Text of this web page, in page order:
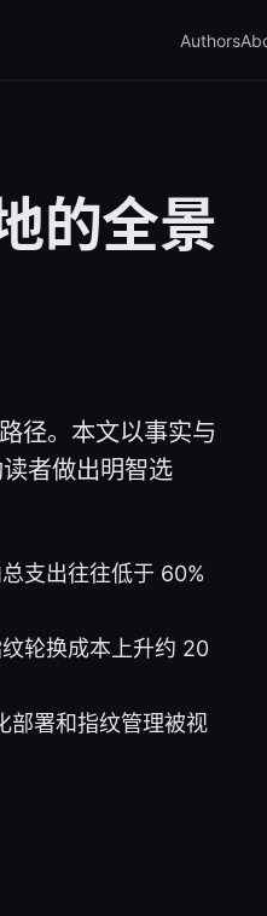
Authors
的全景
径。本文以事实与
者做出明智选
支出往往低于 60%
轮换成本上升约 20
署和指纹管理被视